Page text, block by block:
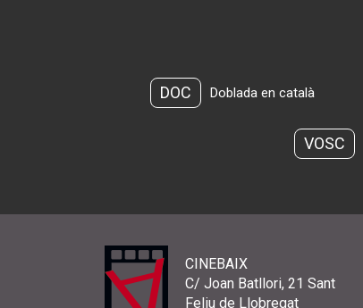
DOC Doblada en català
VOSC
CINEBAIX
C/ Joan Batllori, 21 Sant
Feliu de Llobregat